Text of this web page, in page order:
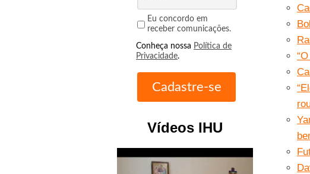
Eu concordo em
receber comunicações.
Conheça nossa Política de
Privacidade.
Vídeos IHU